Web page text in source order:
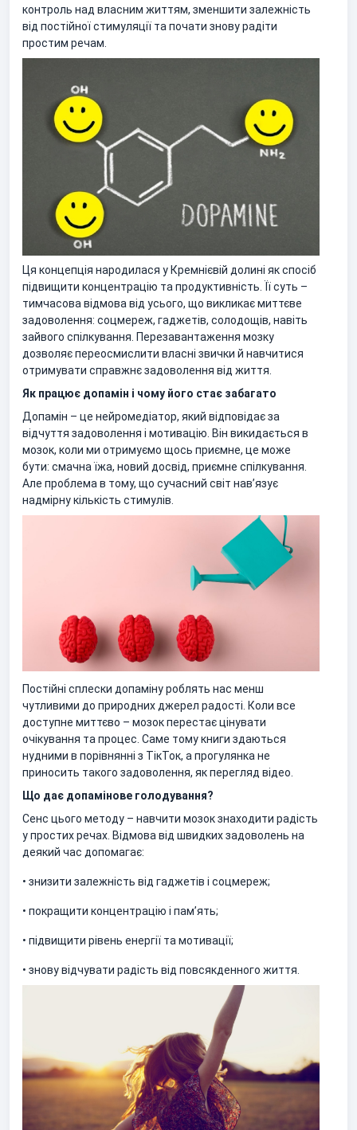
контроль над власним життям, зменшити залежність
від постійної стимуляції та почати знову радіти
простим речам.
Ця концепція народилася у Кремнієвій долині як спосіб
підвищити концентрацію та продуктивність. Її суть –
тимчасова відмова від усього, що викликає миттєве
задоволення: соцмереж, гаджетів, солодощів, навіть
зайвого спілкування. Перезавантаження мозку
дозволяє переосмислити власні звички й навчитися
отримувати справжнє задоволення від життя.
Як працює допамін і чому його стає забагато
Допамін – це нейромедіатор, який відповідає за
відчуття задоволення і мотивацію. Він викидається в
мозок, коли ми отримуємо щось приємне, це може
бути: смачна їжа, новий досвід, приємне спілкування.
Але проблема в тому, що сучасний світ нав’язує
надмірну кількість стимулів.
Постійні сплески допаміну роблять нас менш
чутливими до природних джерел радості. Коли все
доступне миттєво – мозок перестає цінувати
очікування та процес. Саме тому книги здаються
нудними в порівнянні з ТікТок, а прогулянка не
приносить такого задоволення, як перегляд відео.
Що дає допамінове голодування?
Сенс цього методу – навчити мозок знаходити радість
у простих речах. Відмова від швидких задоволень на
деякий час допомагає:
• знизити залежність від гаджетів і соцмереж;
• покращити концентрацію і пам’ять;
• підвищити рівень енергії та мотивації;
• знову відчувати радість від повсякденного життя.